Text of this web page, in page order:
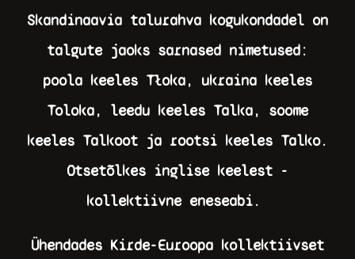
Skandinaavia talurahva kogukondadel on
talgute jaoks sarnased nimetused:
poola keeles Tłoka, ukraina keeles
Toloka, leedu keeles Talka, soome
keeles Talkoot ja rootsi keeles Talko.
Otsetõlkes inglise keelest -
kollektiivne eneseabi.
Ühendades Kirde-Euroopa kollektiivset